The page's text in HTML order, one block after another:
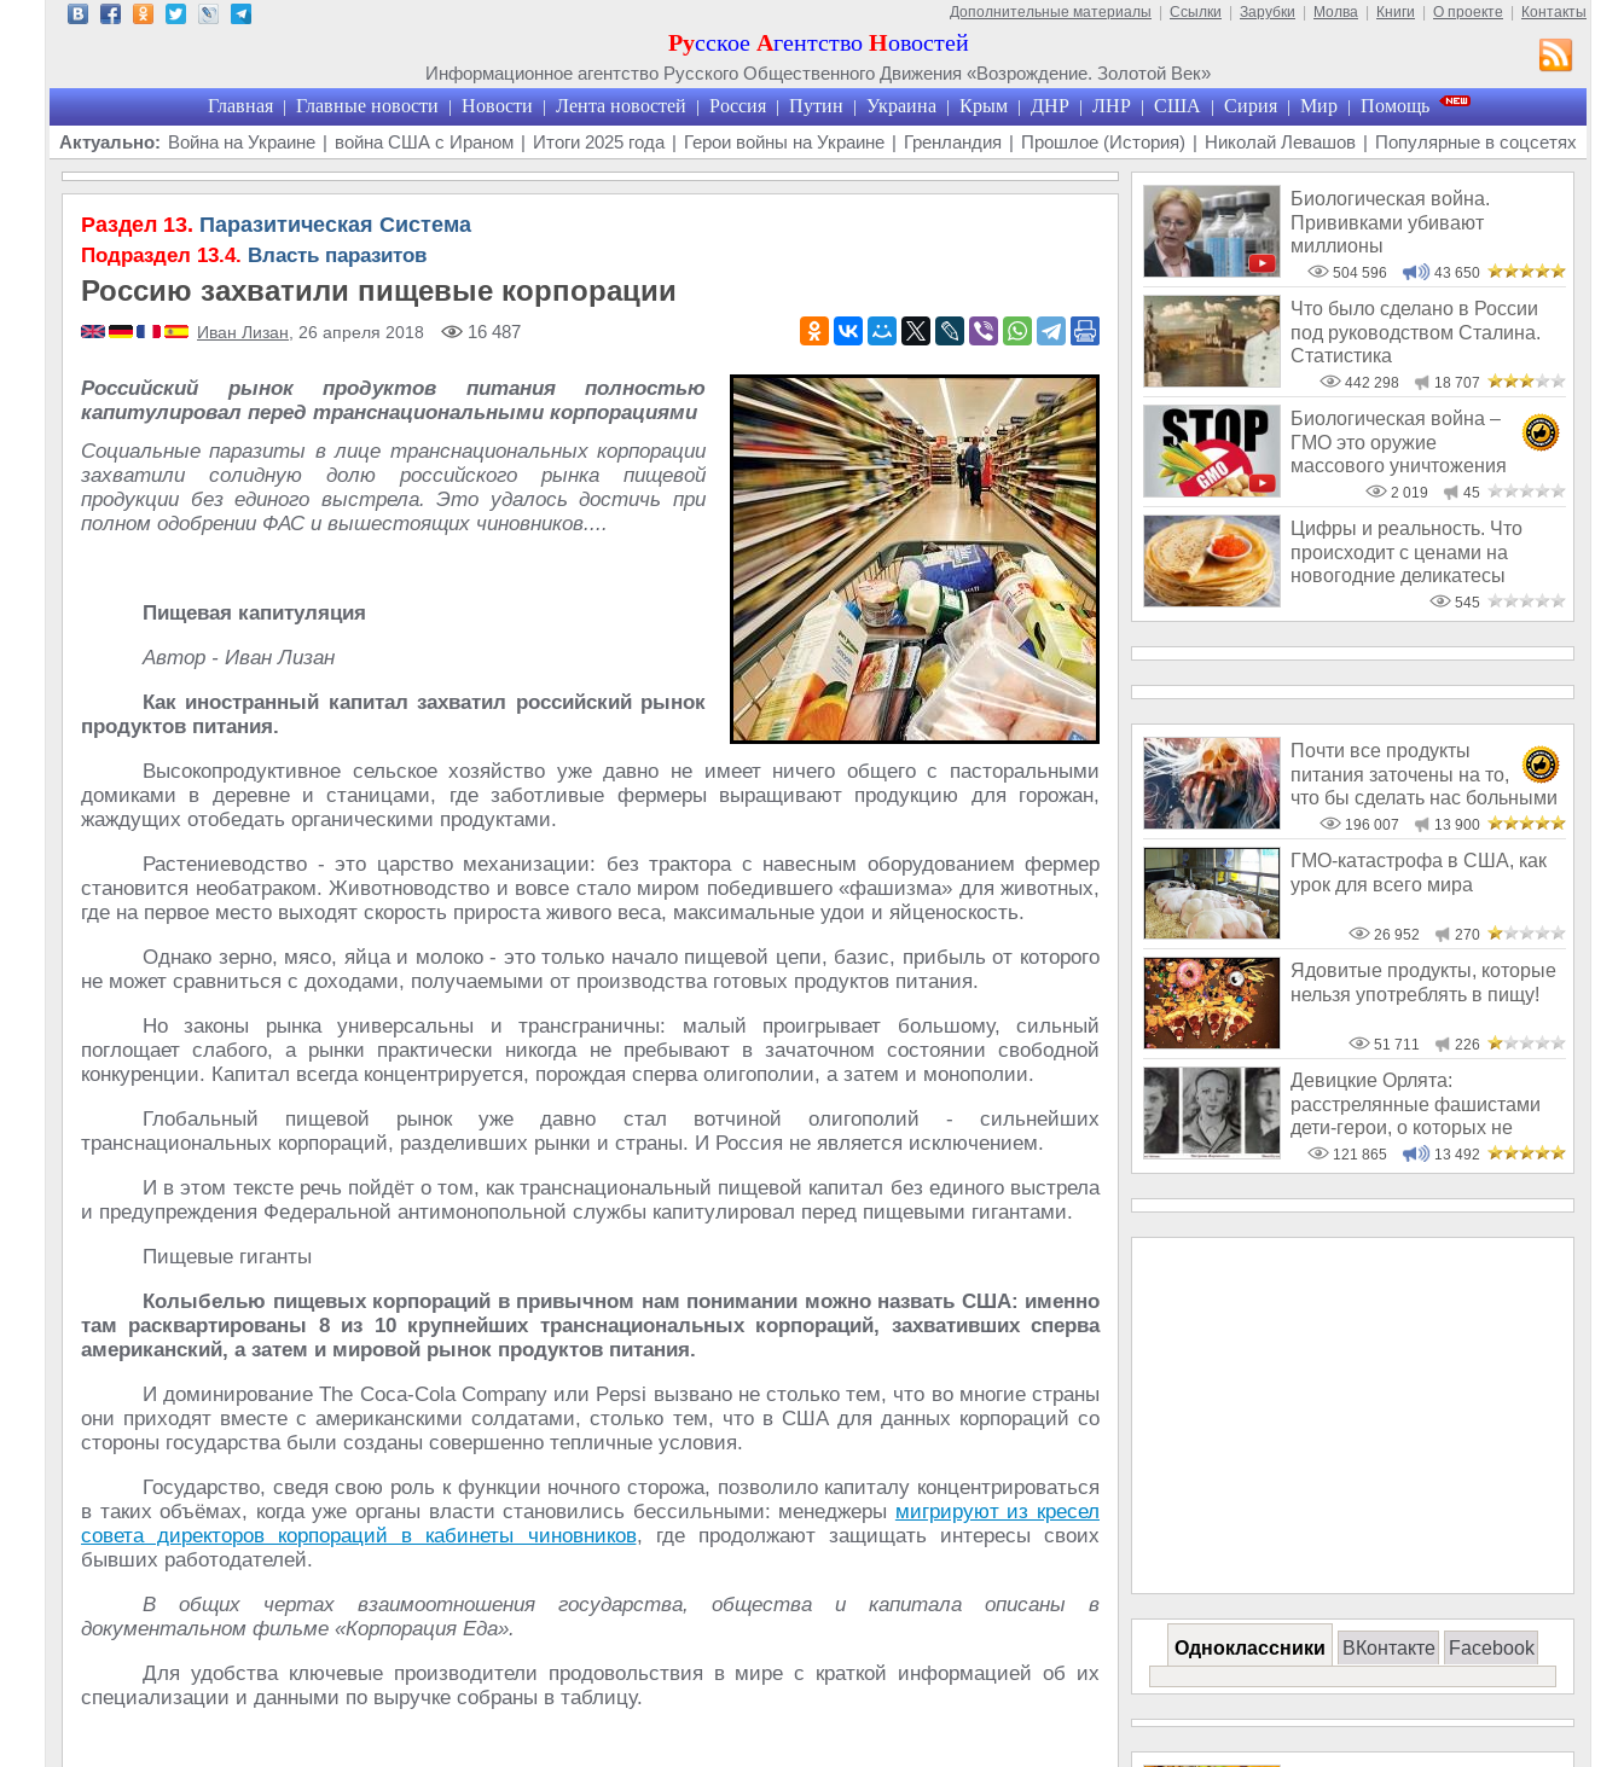
Дополнительные материалы Ссылки Зарубки Молва Книги О проекте Контакты
Русское Агентство Новостей
Информационное агентство Русского Общественного Движения «Возрождение. Золотой Век»
Главная | Главные новости | Новости | Лента новостей | Россия | Путин | Украина | Крым | ДНР | ЛНР | США | Сирия | Мир | Помощь
Актуально: Война на Украине | война США с Ираном | Итоги 2025 года | Герои войны на Украине | Гренландия | Прошлое (История) | Николай Левашов | Популярные в соцсетях
Раздел 13. Паразитическая Система
Подраздел 13.4. Власть паразитов
Россию захватили пищевые корпорации
Иван Лизан , 26 апреля 2018 16 487
Российский рынок продуктов питания полностью
капитулировал перед транснациональными корпорациями
Социальные паразиты в лице транснациональных корпорации
захватили солидную долю российского рынка пищевой
продукции без единого выстрела. Это удалось достичь при
полном одобрении ФАС и вышестоящих чиновников....
Пищевая капитуляция
Автор - Иван Лизан
Как иностранный капитал захватил российский рынок
продуктов питания.
Высокопродуктивное сельское хозяйство уже давно не имеет ничего общего с пасторальными
домиками в деревне и станицами, где заботливые фермеры выращивают продукцию для горожан,
жаждущих отобедать органическими продуктами.
Растениеводство - это царство механизации: без трактора с навесным оборудованием фермер
становится необатраком. Животноводство и вовсе стало миром победившего «фашизма» для животных,
где на первое место выходят скорость прироста живого веса, максимальные удои и яйценоскость.
Однако зерно, мясо, яйца и молоко - это только начало пищевой цепи, базис, прибыль от которого
не может сравниться с доходами, получаемыми от производства готовых продуктов питания.
Но законы рынка универсальны и трансграничны: малый проигрывает большому, сильный
поглощает слабого, а рынки практически никогда не пребывают в зачаточном состоянии свободной
конкуренции. Капитал всегда концентрируется, порождая сперва олигополии, а затем и монополии.
Глобальный пищевой рынок уже давно стал вотчиной олигополий - сильнейших
транснациональных корпораций, разделивших рынки и страны. И Россия не является исключением.
И в этом тексте речь пойдёт о том, как транснациональный пищевой капитал без единого выстрела
и предупреждения Федеральной антимонопольной службы капитулировал перед пищевыми гигантами.
Пищевые гиганты
Колыбелью пищевых корпораций в привычном нам понимании можно назвать США: именно
там расквартированы 8 из 10 крупнейших транснациональных корпораций, захвативших сперва
американский, а затем и мировой рынок продуктов питания.
И доминирование The Coca-Cola Company или Pepsi вызвано не столько тем, что во многие страны
они приходят вместе с американскими солдатами, столько тем, что в США для данных корпораций со
стороны государства были созданы совершенно тепличные условия.
Государство, сведя свою роль к функции ночного сторожа, позволило капиталу концентрироваться
в таких объёмах, когда уже органы власти становились бессильными: менеджеры мигрируют из кресел
совета директоров корпораций в кабинеты чиновников, где продолжают защищать интересы своих
бывших работодателей.
В общих чертах взаимоотношения государства, общества и капитала описаны в
документальном фильме «Корпорация Еда».
Для удобства ключевые производители продовольствия в мире с краткой информацией об их
специализации и данными по выручке собраны в таблицу.
Биологическая война.
Прививками убивают
миллионы
504 596 43 650
Что было сделано в России
под руководством Сталина.
Статистика
442 298 18 707
Биологическая война –
ГМО это оружие
массового уничтожения
2 019 45
Цифры и реальность. Что
происходит с ценами на
новогодние деликатесы
545
Почти все продукты
питания заточены на то,
что бы сделать нас больными
и бесплодным
196 007 13 900
ГМО-катастрофа в США, как
урок для всего мира
26 952 270
Ядовитые продукты, которые
нельзя употреблять в пищу!
51 711 226
Девицкие Орлята:
расстрелянные фашистами
дети-герои, о которых не
рассказывают в шк
121 865 13 492
Одноклассники ВКонтакте Facebook